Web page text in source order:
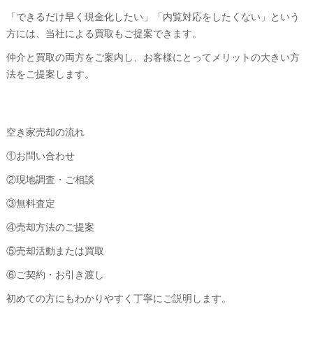
「できるだけ早く現金化したい」「内覧対応をしたくない」という
方には、当社による買取もご提案できます。
仲介と買取の両方をご案内し、お客様にとってメリットの大きい方
法をご提案します。
空き家売却の流れ
①お問い合わせ
②現地調査・ご相談
③無料査定
④売却方法のご提案
⑤売却活動または買取
⑥ご契約・お引き渡し
初めての方にもわかりやすく丁寧にご説明します。